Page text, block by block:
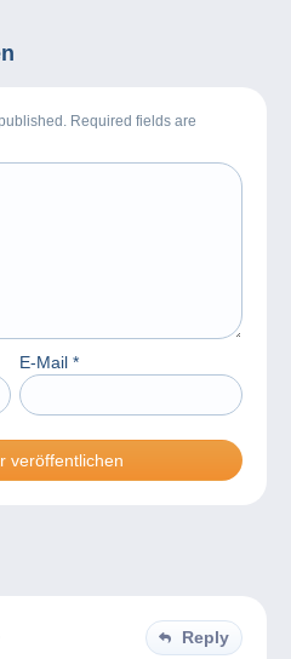
Required fields are
E-Mail *
Reply